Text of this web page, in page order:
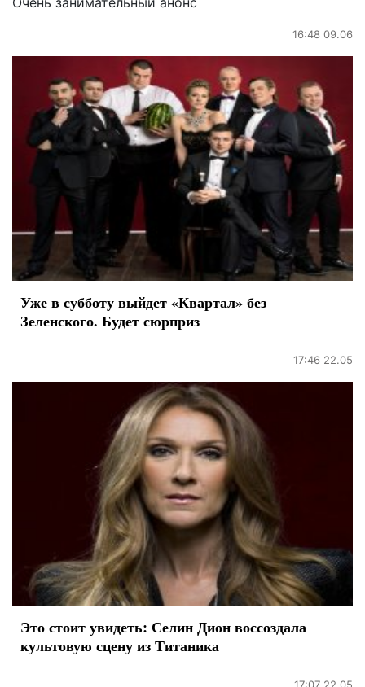
16:48 09.06
Уже в субботу выйдет «Квартал» без
Зеленского. Будет сюрприз
17:46 22.05
Это стоит увидеть: Селин Дион воссоздала
культовую сцену из Титаника